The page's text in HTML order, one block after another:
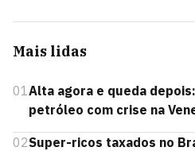
Mais lidas
01Alta agora e queda
petróleo com crise na
02Super-ricos taxados no